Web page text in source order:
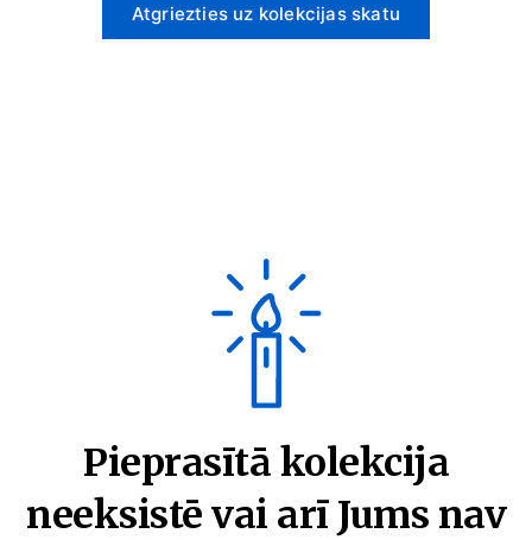
Atgriezties uz kolekcijas skatu
Pieprasītā kolekcija
neeksistē vai arī Jums nav